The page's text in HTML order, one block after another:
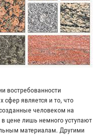
востребованности
сфер является и то, что
человеком на
цене лишь немного уступают
материалам. Другими